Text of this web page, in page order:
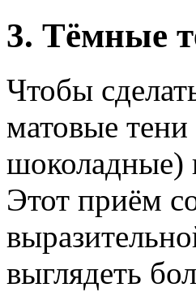
3. Тёмные
Чтобы
матовые
шоколадные)
Этот приём
выглядеть